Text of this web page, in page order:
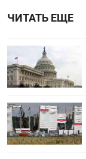
ЧИТАТЬ ЕЩЕ